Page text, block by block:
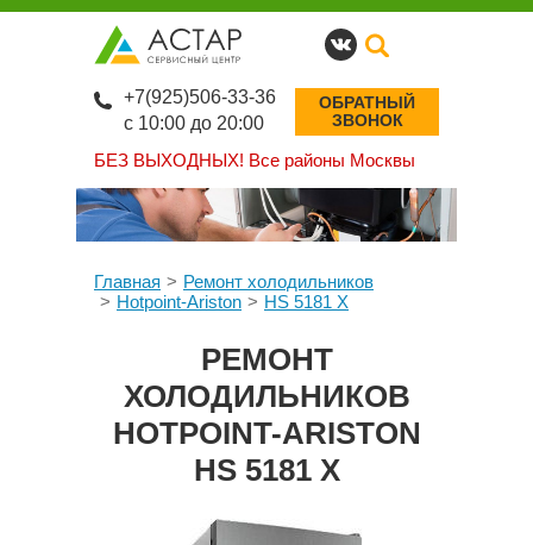
БЕЗ ВЫХОДНЫХ! Все районы Москвы
+7(925)506-33-36
с 10:00 до 20:00
ОБРАТНЫЙ
ЗВОНОК
Главная
Ремонт холодильников
Hotpoint-Ariston
HS 5181 X
РЕМОНТ
ХОЛОДИЛЬНИКОВ
HOTPOINT-ARISTON
HS 5181 X